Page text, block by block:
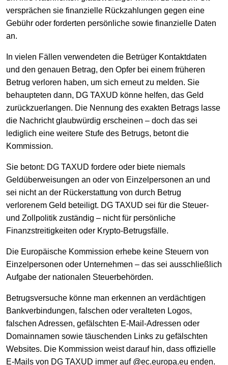
versprächen sie finanzielle Rückzahlungen gegen eine
Gebühr oder forderten persönliche sowie finanzielle Daten
an.
In vielen Fällen verwendeten die Betrüger Kontaktdaten
und den genauen Betrag, den Opfer bei einem früheren
Betrug verloren haben, um sich erneut zu melden. Sie
behaupteten dann, DG TAXUD könne helfen, das Geld
zurückzuerlangen. Die Nennung des exakten Betrags lasse
die Nachricht glaubwürdig erscheinen – doch das sei
lediglich eine weitere Stufe des Betrugs, betont die
Kommission.
Sie betont: DG TAXUD fordere oder biete niemals
Geldüberweisungen an oder von Einzelpersonen an und
sei nicht an der Rückerstattung von durch Betrug
verlorenem Geld beteiligt. DG TAXUD sei für die Steuer-
und Zollpolitik zuständig – nicht für persönliche
Finanzstreitigkeiten oder Krypto-Betrugsfälle.
Die Europäische Kommission erhebe keine Steuern von
Einzelpersonen oder Unternehmen – das sei ausschließlich
Aufgabe der nationalen Steuerbehörden.
Betrugsversuche könne man erkennen an verdächtigen
Bankverbindungen, falschen oder veralteten Logos,
falschen Adressen, gefälschten E-Mail-Adressen oder
Domainnamen sowie täuschenden Links zu gefälschten
Websites. Die Kommission weist darauf hin, dass offizielle
E-Mails von DG TAXUD immer auf @ec.europa.eu enden.